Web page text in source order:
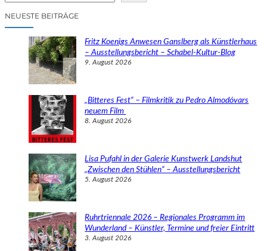
cNEUESTE BEITRÄGE
Fritz Koenigs Anwesen Ganslberg als Künstlerhaus
– Ausstellungsbericht – Schabel-Kultur-Blog
9. August 2026
„Bitteres Fest“ – Filmkritik zu Pedro Almodóvars
neuem Film
8. August 2026
Lisa Pufahl in der Galerie Kunstwerk Landshut
„Zwischen den Stühlen“ – Ausstellungsbericht
5. August 2026
Ruhrtriennale 2026 – Regionales Programm im
Wunderland – Künstler, Termine und freier Eintritt
3. August 2026